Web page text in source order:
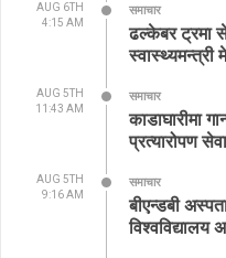
AUG 6TH
4:15 AM
समाचार
ढल्केबर ट्रमा
स्वास्थ्यमन्त्री
AUG 5TH
11:43 AM
समाचार
काडाघारीमा
प्रत्यारोपण
AUG 5TH
9:16 AM
समाचार
बीएन्डबी